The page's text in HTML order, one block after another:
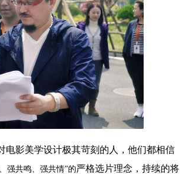
电影美学设计极其苛刻的人，他们都相信
强共鸣、强共情”的严格选片理念，持续的将